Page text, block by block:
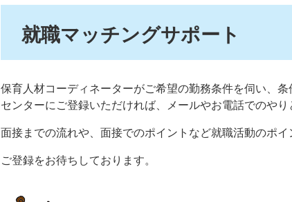
就職マッチングサポート
保育人材コーディネーターがご希望の勤務条件を伺い、条
センターにご登録いただければ、メールやお電話でのやり
面接までの流れや、面接でのポイントなど就職活動のポイ
ご登録をお待ちしております。